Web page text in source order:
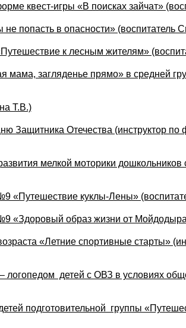
квест-игры «В поисках зайчат»
попасть в опасности» (воспитатель
к лесным жителям»
мама, загляденье прямо» в средней
Т.В.)
Защитника Отечества (инструктор по
мелкой моторики
«Путешествие куклы-Лены»
«Здоровый образ жизни от
«Летние спортивные старты»
логопедом детей с ОВЗ в условиях
подготовительной группы